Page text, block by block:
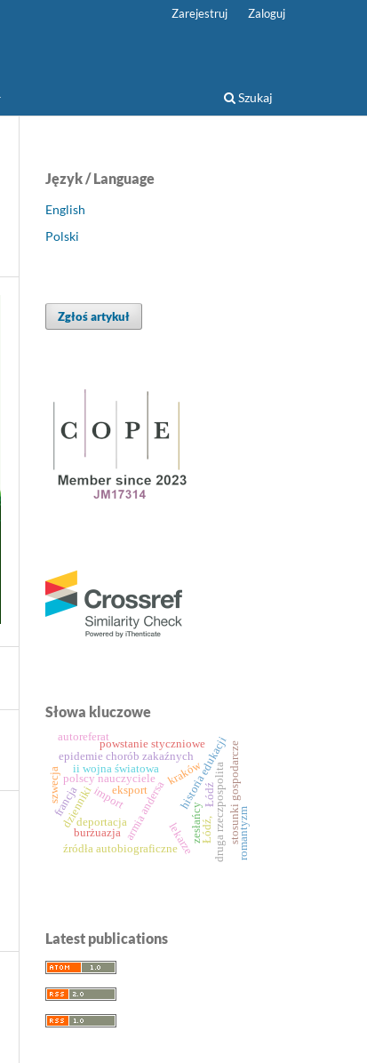
Szukaj
Zarejestruj Zaloguj
Język / Language
English
Polski
Zgłoś artykuł
Słowa kluczowe
armia andersa
deportacja
polscy nauczyciele historia edukacji
ii wojna światowa
dzienniki
źródła autobiograficznelekarze
epidemie chorób zakaźnych
druga rzeczpospolitastosunki gospodarcze
eksport
import
kraków
powstanie styczniowe
zesłańcyŁódź,
francja Łódź
burżuazja romantyzm
autoreferat
szwecja
Latest publications